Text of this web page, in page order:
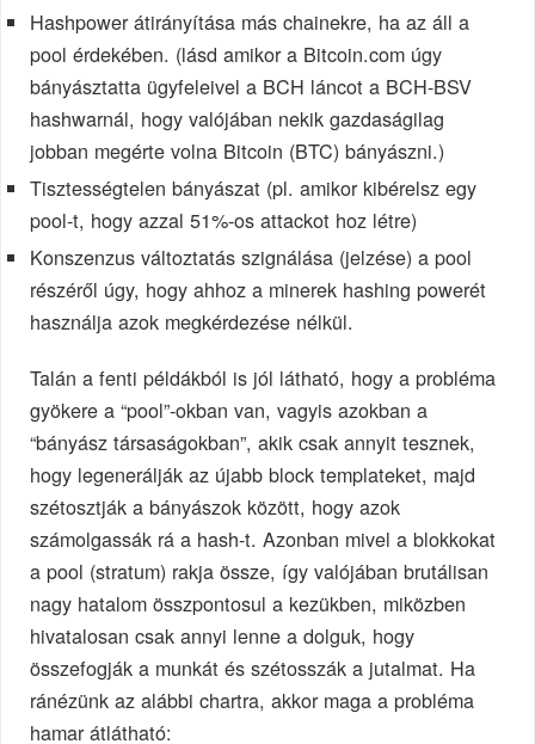
Hashpower átirányítása más chainekre, ha az áll a
pool érdekében. (lásd amikor a Bitcoin.com úgy
bányásztatta ügyfeleivel a BCH láncot a BCH-BSV
hashwarnál, hogy valójában nekik gazdaságilag
jobban megérte volna Bitcoin (BTC) bányászni.)
Tisztességtelen bányászat (pl. amikor kibérelsz egy
pool-t, hogy azzal 51%-os attackot hoz létre)
Konszenzus változtatás szignálása (jelzése) a pool
részéről úgy, hogy ahhoz a minerek hashing powerét
használja azok megkérdezése nélkül.
Talán a fenti példákból is jól látható, hogy a probléma
gyökere a “pool”-okban van, vagyis azokban a
“bányász társaságokban”, akik csak annyit tesznek,
hogy legenerálják az újabb block templateket, majd
szétosztják a bányászok között, hogy azok
számolgassák rá a hash-t. Azonban mivel a blokkokat
a pool (stratum) rakja össze, így valójában brutálisan
nagy hatalom összpontosul a kezükben, miközben
hivatalosan csak annyi lenne a dolguk, hogy
összefogják a munkát és szétosszák a jutalmat. Ha
ránézünk az alábbi chartra, akkor maga a probléma
hamar átlátható: